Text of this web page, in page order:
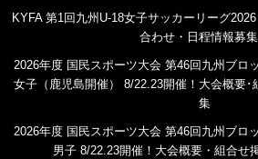
KYFA 第1回九州U-18女子サッカーリーグ
合わせ・日程情報募集
2026年度 国民スポーツ大会 第46回九州ブロ
女子（鹿児島開催） 8/22.23開催！大会概要･
集
2026年度 国民スポーツ大会 第46回九州ブロ
男子 8/22.23開催！大会概要・組合せ